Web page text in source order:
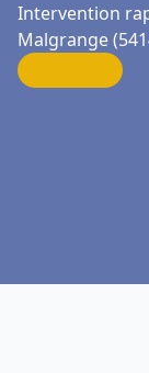
Intervention
Malgrange